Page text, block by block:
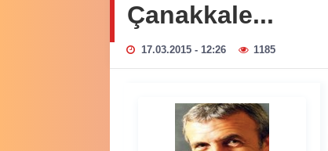
Çanakkale...
17.03.2015 - 12:26 1185